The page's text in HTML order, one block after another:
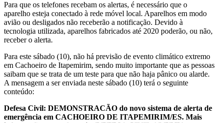
Para que os telefones recebam os alertas, é necessário que o
aparelho esteja conectado à rede móvel local. Aparelhos em modo
avião ou desligados não receberão a notificação. Devido à
tecnologia utilizada, aparelhos fabricados até 2020 poderão, ou não,
receber o alerta.
Para este sábado (10), não há previsão de evento climático extremo
em Cachoeiro de Itapemirim, sendo muito importante que as pessoas
saibam que se trata de um teste para que não haja pânico ou alarde.
A mensagem a ser enviada neste sábado (10) terá o seguinte
conteúdo:
Defesa Civil: DEMONSTRACÃO do novo sistema de alerta de
emergência em CACHOEIRO DE ITAPEMIRIM/ES. Mais